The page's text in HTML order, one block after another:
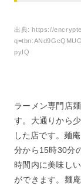
出典:https://
pyIQ
ラーメン専門店
す。大通りから
した店です。麺
分から15時30分
時間内に美味し
ができます。麺